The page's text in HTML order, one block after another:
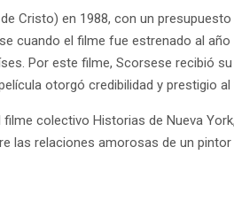
Cristo) en 1988, con un
cuando el filme fue estrenado al
Por este filme, Scorsese recibió
otorgó credibilidad y prestigio al
colectivo Historias de Nueva
relaciones amorosas de un